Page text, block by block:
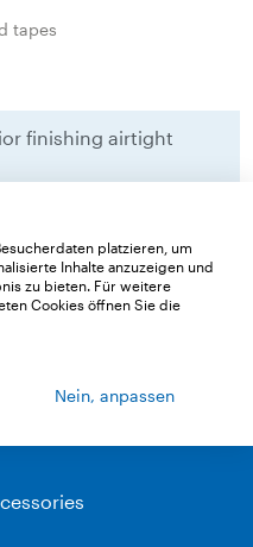
tapes
finishing airtight
finishing airtight
platzieren, um
Inhalte anzuzeigen und
zu bieten. Für weitere
Cookies öffnen Sie die
Nein, anpassen